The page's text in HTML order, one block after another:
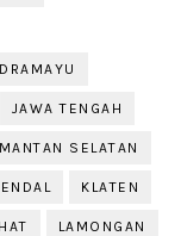
JAWA TENGAH
SELATAN
KLATEN
LAMONGAN